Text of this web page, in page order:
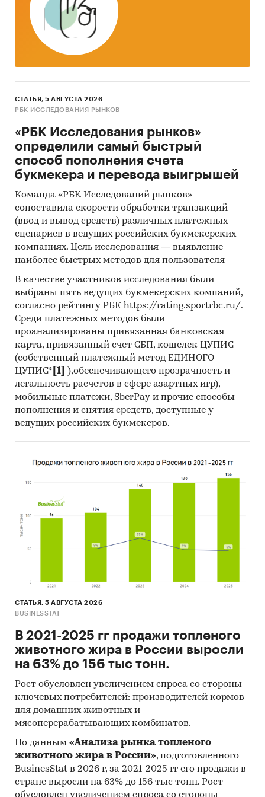
Тор-20 регионов РФ по темпу прироста к
аналогичному периоду предыдущего года.
Указаны регионы с максимальным и
минимальным приростом за аналогичный
период предыдущего года
конфеты шоколадные натуральные и с
добавками в разрезе федеральных округов
Динамика цены в актуальном месяце по
федеральным округам, 2017-2025
Темпы прироста цены в актуальном месяце
по федеральным округам, 2017-2025
Динамика средней цены по кварталам 2024-
2025 в разрезе федеральных округов
Динамика цены по месяцам 2025 года в
Темпы прироста за месяц в 2025 году в
разрезе федеральных округов
Данные по регионам каждого
федерального округа
Розничная цена за последний доступный
месяц в динамике за 2004-2025, прирост за
последний месяц, темпы прироста к
аналогичному периоду предыдущего года
2005-2025
Потребительские цены по месяцам, 2021-
Максимальные, минимальные, средние
годах (max, min цена - среди цен по
регионам федерального округа)
2025 в федеральном округе
Уровень инфляции на товар (услугу)в ФО к
общей инфляцией, 2004-2025
Инфляция на товар в ФО в сравнении с
общей инфляцией за месяц. Данные за
актуальный месяц к предыдущему месяцу,
2004-2025
Инфляция на товар в ФО в сравнении с
актуальный месяц к предыдущему году,
2004-2025
Цены на товар в регионах ФО. Указаны
СТАТЬЯ, 5 АВГУСТА 2026
РБК ИССЛЕДОВАНИЯ РЫНКОВ
«РБК Исследования рынков»
определили самый быстрый
способ пополнения счета
букмекера и перевода выигрышей
Команда «РБК Исследований рынков»
сопоставила скорости обработки транзакций
(ввод и вывод средств) различных платежных
сценариев в ведущих российских букмекерских
компаниях. Цель исследования — выявление
наиболее быстрых методов для пользователя
В качестве участников исследования были
выбраны пять ведущих букмекерских компаний,
согласно рейтингу РБК https://rating.sportrbc.ru/.
Среди платежных методов были
проанализированы привязанная банковская
карта, привязанный счет СБП, кошелек ЦУПИС
(собственный платежный метод ЕДИНОГО
ЦУПИС* [1]
),обеспечивающего прозрачность и
легальность расчетов в сфере азартных игр),
мобильные платежи, SberPay и прочие способы
пополнения и снятия средств, доступные у
ведущих российских букмекеров.
СТАТЬЯ, 5 АВГУСТА 2026
BUSINESSTAT
В 2021-2025 гг продажи топленого
животного жира в России выросли
на 63% до 156 тыс тонн.
Рост обусловлен увеличением спроса со стороны
ключевых потребителей: производителей кормов
для домашних животных и
мясоперерабатывающих комбинатов.
По данным «Анализа рынка топленого
животного жира в России», подготовленного
BusinesStat в 2026 г, за 2021-2025 гг его продажи в
стране выросли на 63% до 156 тыс тонн. Рост
обусловлен увеличением спроса со стороны